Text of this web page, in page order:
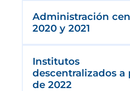
Administración
2020 y 2021
Institutos
descentralizados a
de 2022